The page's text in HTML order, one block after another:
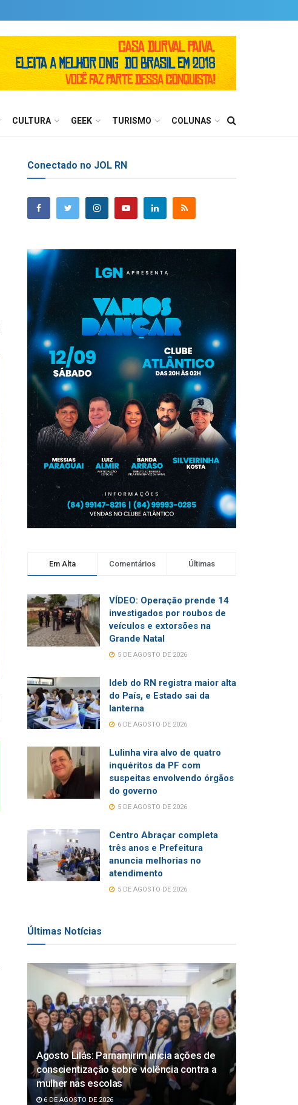
CULTURA GEEK TURISMO COLUNAS
Conectado no JOL RN
Em Alta Comentários Últimas
VÍDEO: Operação prende 14
investigados por roubos de
veículos e extorsões na
Grande Natal
5 DE AGOSTO DE 2026
Ideb do RN registra maior alta
do País, e Estado sai da
lanterna
6 DE AGOSTO DE 2026
Lulinha vira alvo de quatro
inquéritos da PF com
suspeitas envolvendo órgãos
do governo
5 DE AGOSTO DE 2026
Centro Abraçar completa
três anos e Prefeitura
anuncia melhorias no
atendimento
5 DE AGOSTO DE 2026
Últimas Notícias
Agosto Lilás: Parnamirim inicia ações de
conscientização sobre violência contra a
mulher nas escolas
6 DE AGOSTO DE 2026